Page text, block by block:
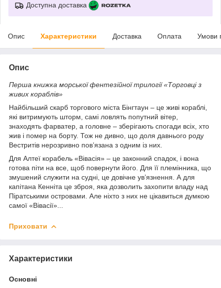
Доступна доставка
Опис Характеристики Доставка Оплата Умови
Опис
Перша книжка морської фентезійної трилогії «Торговці з
живих кораблів»
Найбільший скарб торгового міста Бінгтаун – це живі кораблі,
які витримують шторм, самі ловлять попутний вітер,
знаходять фарватер, а головне – зберігають спогади всіх, хто
жив і помер на борту. Тож не дивно, що доля давнього роду
Вестритів нерозривно пов’язана з одним із них.
Для Алтеї корабель «Вівасія» – це законний спадок, і вона
готова піти на все, щоб повернути його. Для її племінника, що
змушений служити на судні, це довічне ув’язнення. А для
капітана Кенніта це зброя, яка дозволить захопити владу над
Піратськими островами. Але ніхто з них не цікавиться думкою
самої «Вівасії»...
Приховати
Характеристики
Основні